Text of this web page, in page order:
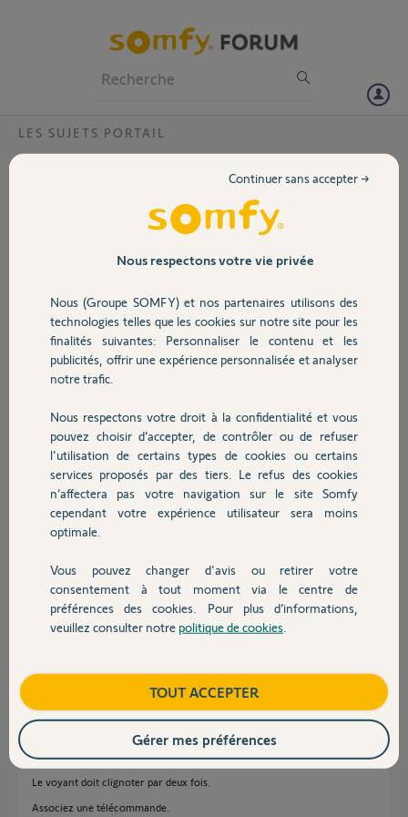
Volet
Sécurité
Domotique
Chauffage
Autres produits
Devis avec un pro
Contact
LES SUJETS PORTAIL
SlidyMove s'ouvre qu'a moitié
Je viens de changer le boitier de mon slidyMove 600. Le portail
voyant rouge.
Il n'y a aucun point dur sur la route du portail.
Mais une fois l'apprentissage fini lorsque je souhaite ouvrir le portail il
s'arrête au milieu.
J'ai ensuite tenté de le déplacer au point de fin lorsqu'il s'arrête à mi
chemin mais cela ne change rien
Fabien L.
Participer au fil de discussion
Faites une RAZ.
Le voyant doit clignoter par deux fois.
Associez une télécommande.
Nous respectons votre vie privée
Nous (Groupe SOMFY) et nos partenaires utilisons des
technologies telles que les cookies sur notre site pour les
finalités suivantes: Personnaliser le contenu et les
publicités, offrir une expérience personnalisée et analyser
notre trafic.
Nous respectons votre droit à la confidentialité et vous
pouvez choisir d’accepter, de contrôler ou de refuser
l'utilisation de certains types de cookies ou certains
services proposés par des tiers. Le refus des cookies
n’affectera pas votre navigation sur le site Somfy
cependant votre expérience utilisateur sera moins
optimale.
Vous pouvez changer d'avis ou retirer votre
consentement à tout moment via le centre de
préférences des cookies. Pour plus d’informations,
veuillez consulter notre politique de cookies
Continuer sans accepter →
TOUT ACCEPTER
Gérer mes préférences